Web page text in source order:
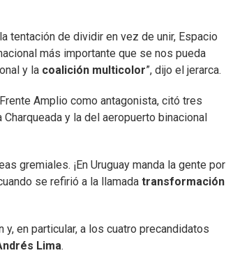
tentación de dividir en vez de unir, Espacio
más importante que se nos pueda
y la coalición multicolor”, dijo el jerarca.
Amplio como antagonista, citó tres
y la del aeropuerto binacional
gremiales. ¡En Uruguay manda la gente por
se refirió a la llamada transformación
en particular, a los cuatro precandidatos
Lima.